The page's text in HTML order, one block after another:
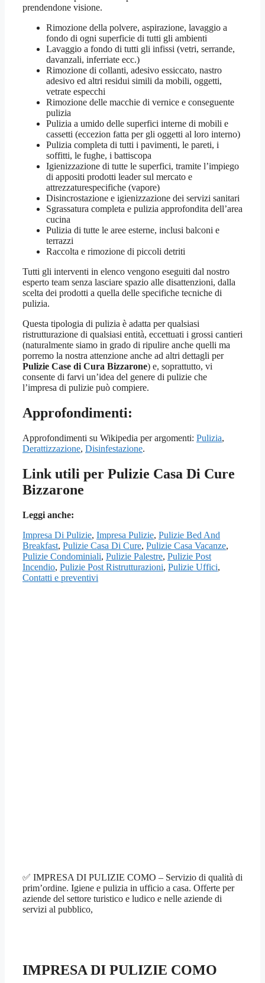
prendendone visione.
Rimozione della polvere, aspirazione, lavaggio a
fondo di ogni superficie di tutti gli ambienti
Lavaggio a fondo di tutti gli infissi (vetri, serrande,
davanzali, inferriate ecc.)
Rimozione di collanti, adesivo essiccato, nastro
adesivo ed altri residui simili da mobili, oggetti,
vetrate especchi
Rimozione delle macchie di vernice e conseguente
pulizia
Pulizia a umido delle superfici interne di mobili e
cassetti (eccezion fatta per gli oggetti al loro interno)
Pulizia completa di tutti i pavimenti, le pareti, i
soffitti, le fughe, i battiscopa
Igienizzazione di tutte le superfici, tramite l’impiego
di appositi prodotti leader sul mercato e
attrezzaturespecifiche (vapore)
Disincrostazione e igienizzazione dei servizi sanitari
Sgrassatura completa e pulizia approfondita dell’area
cucina
Pulizia di tutte le aree esterne, inclusi balconi e
terrazzi
Raccolta e rimozione di piccoli detriti
Tutti gli interventi in elenco vengono eseguiti dal nostro
esperto team senza lasciare spazio alle disattenzioni, dalla
scelta dei prodotti a quella delle specifiche tecniche di
pulizia.
Questa tipologia di pulizia è adatta per qualsiasi
ristrutturazione di qualsiasi entità, eccettuati i grossi cantieri
(naturalmente siamo in grado di ripulire anche quelli ma
porremo la nostra attenzione anche ad altri dettagli per
Pulizie Case di Cura Bizzarone) e, soprattutto, vi
consente di farvi un’idea del genere di pulizie che
l’impresa di pulizie può compiere.
Approfondimenti:
Approfondimenti su Wikipedia per argomenti: Pulizia,
Derattizzazione, Disinfestazione.
Link utili per Pulizie Casa Di Cure
Bizzarone
Leggi anche:
Impresa Di Pulizie, Impresa Pulizie, Pulizie Bed And
Breakfast, Pulizie Casa Di Cure, Pulizie Casa Vacanze,
Pulizie Condominiali, Pulizie Palestre, Pulizie Post
Incendio, Pulizie Post Ristrutturazioni, Pulizie Uffici,
Contatti e preventivi
✅ IMPRESA DI PULIZIE COMO – Servizio di qualità di
prim’ordine. Igiene e pulizia in ufficio a casa. Offerte per
aziende del settore turistico e ludico e nelle aziende di
servizi al pubblico,
IMPRESA DI PULIZIE COMO